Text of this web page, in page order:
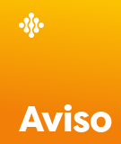
Aviso